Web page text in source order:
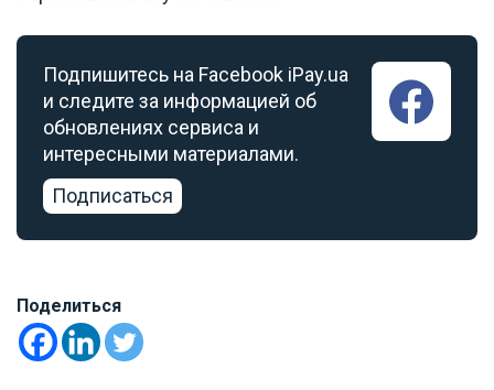
Подпишитесь на Facebook iPay.ua
и следите за информацией об
обновлениях сервиса и
интересными материалами.
Подписаться
Поделиться